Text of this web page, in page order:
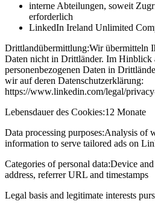
interne Abteilungen, soweit
erforderlich
LinkedIn Ireland Unlimited
Drittlandübermittlung:Wir übermitteln
Daten nicht in Drittländer. Im
personenbezogenen Daten in
wir auf deren Datenschutzerklärung:
https://www.linkedin.com/legal/
Lebensdauer des Cookies:12 Monate
Data processing purposes:Analysis of
information to serve tailored ads on
Categories of personal data:Device
address, referrer URL and timestamps
Legal basis and legitimate interests